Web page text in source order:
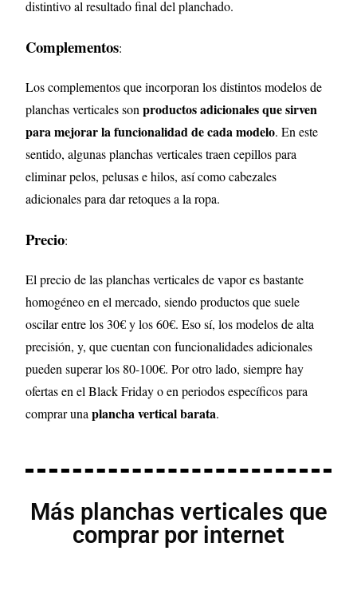
distintivo al resultado final del planchado.
Complementos:
Los complementos que incorporan los distintos modelos de
planchas verticales sonproductos adicionales que sirven
para mejorar la funcionalidad de cada modelo. En este
sentido, algunas planchas verticales traen cepillos para
eliminar pelos, pelusas e hilos, así como cabezales
adicionales para dar retoques a la ropa.
Precio:
El precio de las planchas verticales de vapor es bastante
homogéneo en el mercado, siendo productos que suele
oscilar entre los 30€ y los 60€. Eso sí, los modelos de alta
precisión, y, que cuentan con funcionalidades adicionales
pueden superar los 80-100€. Por otro lado, siempre hay
ofertas en el Black Friday o en periodos específicos para
comprar unaplancha vertical barata.
Más planchas verticales que
comprar por internet